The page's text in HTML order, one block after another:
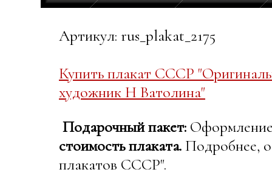
Артикул: rus_plakat_2175
Купить плакат СССР
художник Н Ватолина"
Подарочный пакет: Оформление
стоимость плаката. Подробнее,
плакатов СССР".